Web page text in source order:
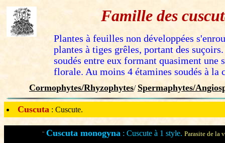
Famille des
Plantes à feuilles non développées
plantes à tiges grêles, portant des
soudés entre eux formant quasiment une
florale. Au moins 4 étamines soudés à la
Cormophytes/Rhyzophytes/ Spermaphytes/
Cuscuta : Cuscute.
¨ Cuscuta monogyna : Cuscute à 1 style. Parasite de la